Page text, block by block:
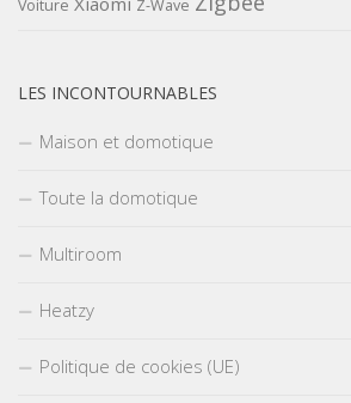
Voiture Z-Wave
LES INCONTOURNABLES
Maison et domotique
Toute la domotique
Multiroom
Heatzy
Politique de cookies (UE)